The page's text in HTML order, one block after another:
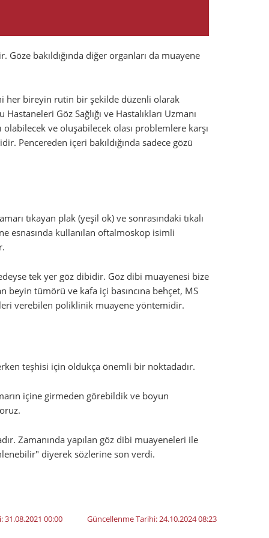
Göze bakıldığında diğer organları da muayene
her bireyin rutin bir şekilde düzenli olarak
Göz Sağlığı ve Hastalıkları Uzmanı
olabilecek ve oluşabilecek olası problemlere karşı
Pencereden içeri bakıldığında sadece gözü
tıkayan plak (yeşil ok) ve sonrasındaki tıkalı
esnasında kullanılan oftalmoskop isimli
tek yer göz dibidir. Göz dibi muayenesi bize
tümörü ve kafa içi basıncına behçet, MS
verebilen poliklinik muayene yöntemidir.
teşhisi için oldukça önemli bir noktadadır.
içine girmeden görebildik ve boyun
Zamanında yapılan göz dibi muayeneleri ile
diyerek sözlerine son verdi.
Güncellenme Tarihi:24.10.2024 08:23
31.08.2021 00:00